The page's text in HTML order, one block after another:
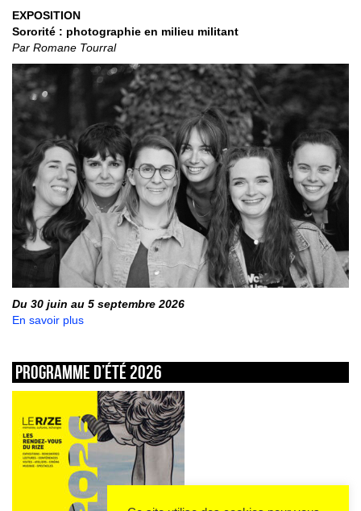
EXPOSITION
Sororité : photographie en milieu militant
Par Romane Tourral
Du 30 juin au 5 septembre 2026
En savoir plus
Programme d’été 2026